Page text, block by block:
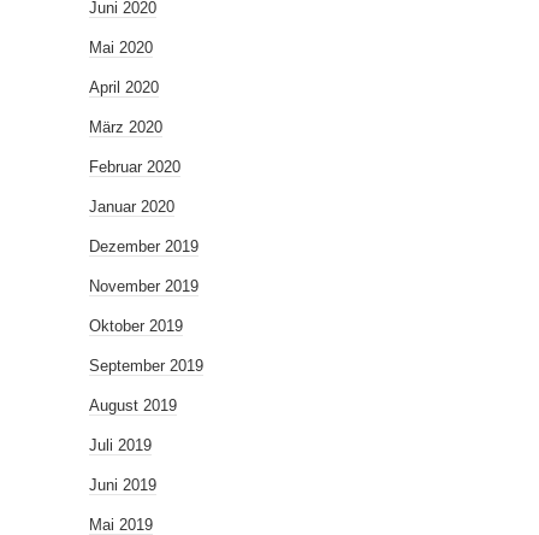
Juni 2020
Mai 2020
April 2020
März 2020
Februar 2020
Januar 2020
Dezember 2019
November 2019
Oktober 2019
September 2019
August 2019
Juli 2019
Juni 2019
Mai 2019